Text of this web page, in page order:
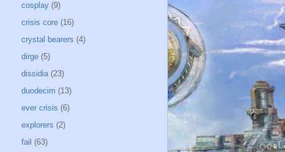
cosplay (9)
crisis core (16)
crystal bearers (4)
dirge (5)
dissidia (23)
duodecim (13)
ever crisis (6)
explorers (2)
fail (63)